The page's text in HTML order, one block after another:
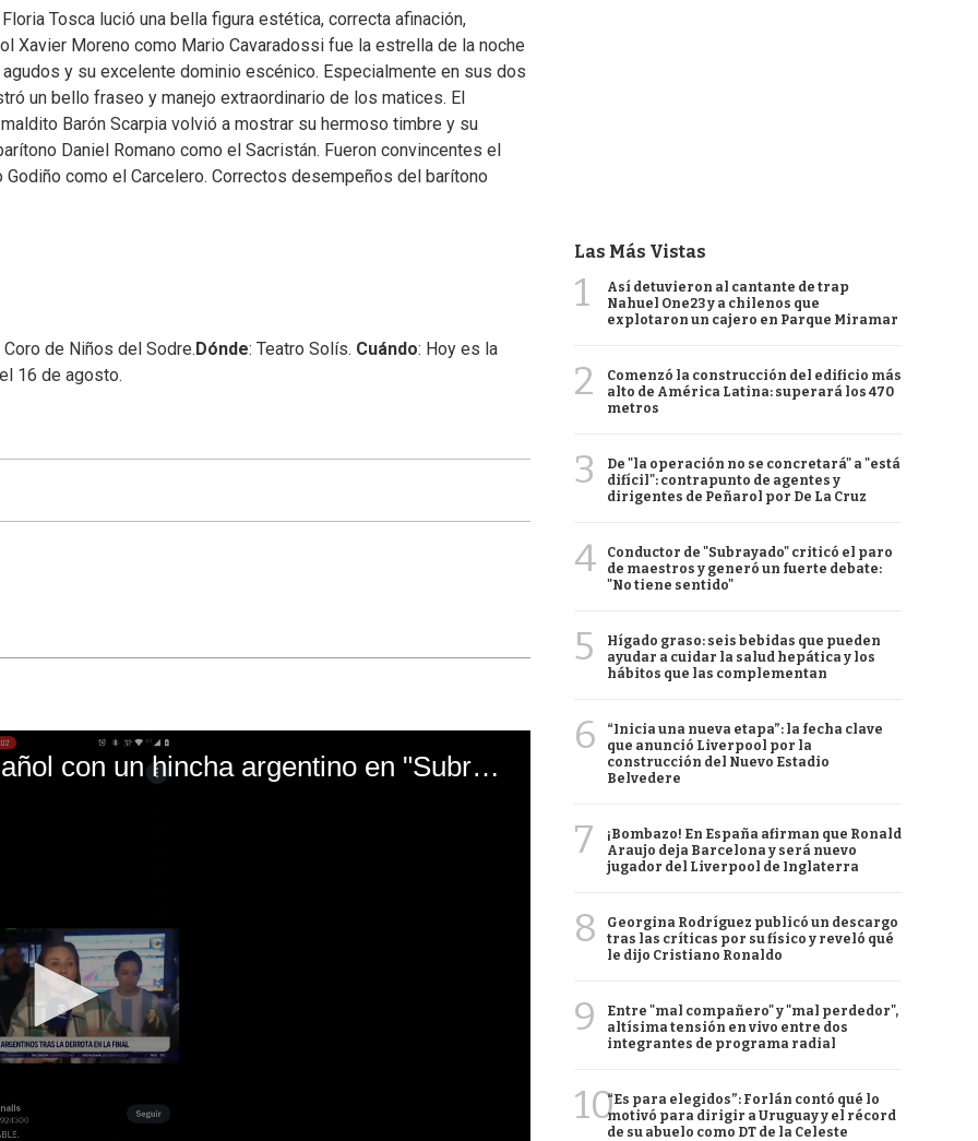
Tosca lució una bella figura estética, correcta afinación,
Xavier Moreno como Mario Cavaradossi fue la estrella de la noche
y su excelente dominio escénico. Especialmente en sus dos
un bello fraseo y manejo extraordinario de los matices. El
Barón Scarpia volvió a mostrar su hermoso timbre y su
Daniel Romano como el Sacristán. Fueron convincentes el
como el Carcelero. Correctos desempeños del barítono
de Niños del Sodre. Dónde: Teatro Solís. Cuándo: Hoy es la
16 de agosto.
El mal momento de Yanina Gasañol con un hincha argentino en "Subrayado"
Las Más Vistas
1
Así detuvieron al cantante de trap
Nahuel One23 y a chilenos que
explotaron un cajero en Parque Miramar
2
Comenzó la construcción del edificio más
alto de América Latina: superará los 470
metros
3
De "la operación no se concretará" a "está
difícil": contrapunto de agentes y
dirigentes de Peñarol por De La Cruz
4
Conductor de "Subrayado" criticó el paro
de maestros y generó un fuerte debate:
"No tiene sentido"
5
Hígado graso: seis bebidas que pueden
ayudar a cuidar la salud hepática y los
hábitos que las complementan
6
“Inicia una nueva etapa”: la fecha clave
que anunció Liverpool por la
construcción del Nuevo Estadio
Belvedere
7
¡Bombazo! En España afirman que Ronald
Araujo deja Barcelona y será nuevo
jugador del Liverpool de Inglaterra
8
Georgina Rodríguez publicó un descargo
tras las críticas por su físico y reveló qué
le dijo Cristiano Ronaldo
9
Entre "mal compañero" y "mal perdedor",
altísima tensión en vivo entre dos
integrantes de programa radial
10“Es para elegidos”: Forlán contó qué lo
motivó para dirigir a Uruguay y el récord
de su abuelo como DT de la Celeste